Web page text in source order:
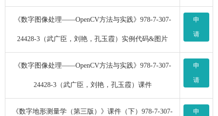
《数字图像处理——OpenCV方法与实践》978-7-307-
24428-3（武广臣，刘艳，孔玉霞）实例代码&图片
申
请
《数字图像处理——OpenCV方法与实践》978-7-307-
24428-3（武广臣，刘艳，孔玉霞）课件
申
请
《数字地形测量学（第三版）》课件（下）978-7-307-
申